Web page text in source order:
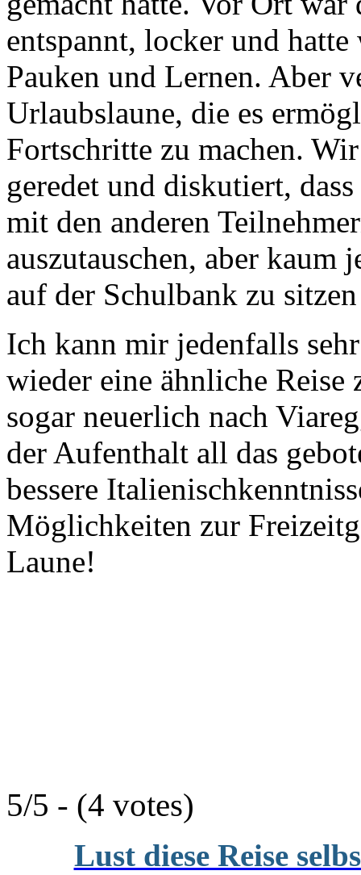
entspannt, locker und
Pauken und Lernen. Aber
Urlaubslaune, die es
Fortschritte zu machen.
geredet und diskutiert,
mit den anderen
auszutauschen, aber kaum
auf der Schulbank zu
Ich kann mir jedenfalls
wieder eine ähnliche Reise
sogar neuerlich nach
der Aufenthalt all das
bessere
Möglichkeiten zur
Laune!
5/5 - (4 votes)
Lust diese Reise